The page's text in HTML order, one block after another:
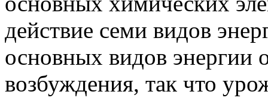
действие семи видов
основных видов энергии
возбуждения, так что